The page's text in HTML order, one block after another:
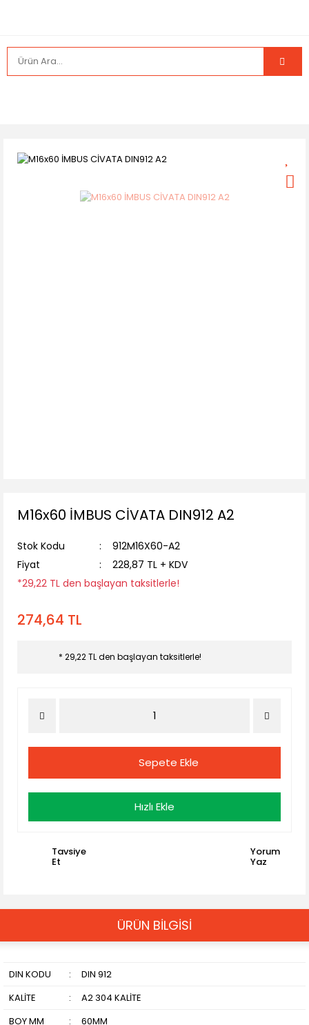
M16x60 İMBUS CİVATA DIN912 A2
Stok Kodu
912M16X60-A2
Fiyat
228,87 TL + KDV
*29,22 TL den başlayan taksitlerle!
274,64 TL
* 29,22 TL den başlayan taksitlerle!
Sepete Ekle
Hızlı Ekle
Tavsiye
Et
Yorum
Yaz
ÜRÜN BİLGİSİ
DIN KODU :
DIN 912
KALİTE
:
A2 304 KALİTE
BOY MM
:
60MM